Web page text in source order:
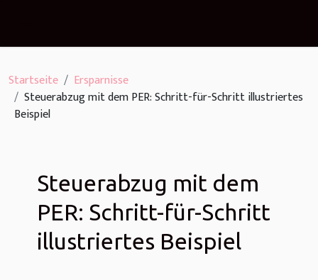
Startseite
Ersparnisse
Steuerabzug mit dem PER: Schritt-für-Schritt illustriertes
Beispiel
Steuerabzug mit dem
PER: Schritt-für-Schritt
illustriertes Beispiel